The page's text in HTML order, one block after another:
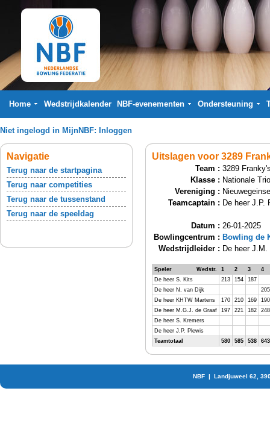
Home Wedstrijdkalender NBF-evenementen Ondersteuning
Niet ingelogd in MijnNBF: Inloggen
Navigatie
Terug naar de startpagina
Terug naar competities
Terug naar de tussenstand
Terug naar de speeldag
Uitslagen voor 3289
Team : 3289
Klasse : Nationale
Vereniging :
Teamcaptain : De heer J.P.
Datum : 26-01-2025
Bowlingcentrum : Bowling de
Wedstrijdleider : De heer
Speler Wedstr. 1 2 3
4
De heer S. Kits
213 154
187
De heer N. van Dijk
205
De heer KHTW Martens
170 210 169
190
De heer M.G.J. de Graaf
197 221 182
248
De heer S. Kremers
De heer J.P. Plewis
Teamtotaal
580 585 538 643
NBF | Landjuweel 62,